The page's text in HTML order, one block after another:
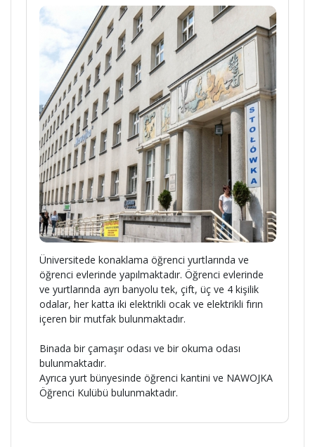
Üniversitede konaklama öğrenci yurtlarında ve
öğrenci evlerinde yapılmaktadır. Öğrenci evlerinde
ve yurtlarında ayrı banyolu tek, çift, üç ve 4 kişilik
odalar, her katta iki elektrikli ocak ve elektrikli fırın
içeren bir mutfak bulunmaktadır.
Binada bir çamaşır odası ve bir okuma odası
bulunmaktadır.
Ayrıca yurt bünyesinde öğrenci kantini ve NAWOJKA
Öğrenci Kulübü bulunmaktadır.